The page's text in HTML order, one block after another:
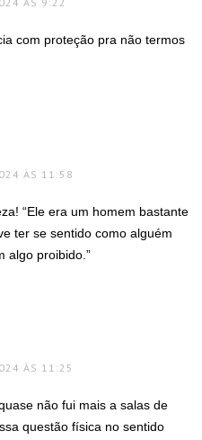
com proteção pra não termos
ÀS 11:58
“Ele era um homem bastante
ter se sentido como alguém
algo proibido.”
ÀS 11:25
não fui mais a salas de
questão física no sentido